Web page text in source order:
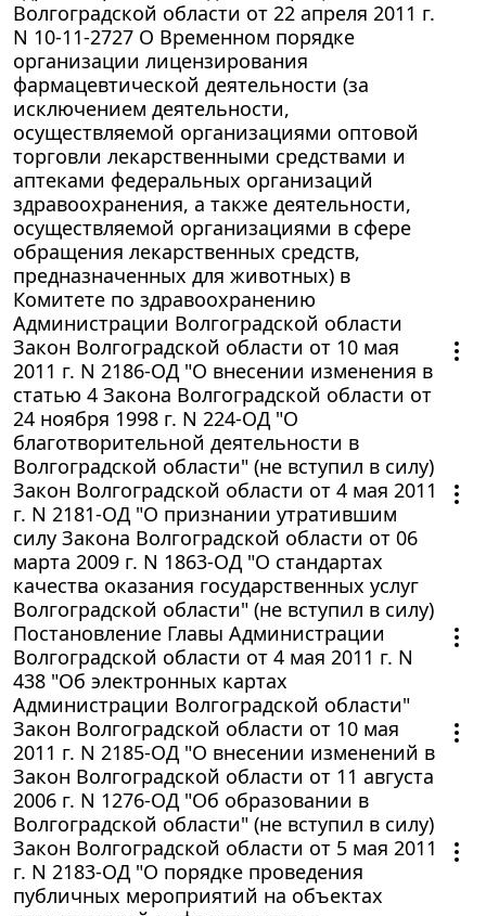
Волгоградской области от 22 апреля 2011 г.
N 10-11-2727 О Временном порядке
организации лицензирования
фармацевтической деятельности (за
исключением деятельности,
осуществляемой организациями оптовой
торговли лекарственными средствами и
аптеками федеральных организаций
здравоохранения, а также деятельности,
осуществляемой организациями в сфере
обращения лекарственных средств,
предназначенных для животных) в
Комитете по здравоохранению
Администрации Волгоградской области
Закон Волгоградской области от 10 мая
2011 г. N 2186-ОД "О внесении изменения в
статью 4 Закона Волгоградской области от
24 ноября 1998 г. N 224-ОД "О
благотворительной деятельности в
Волгоградской области" (не вступил в силу)
Закон Волгоградской области от 4 мая 2011
г. N 2181-ОД "О признании утратившим
силу Закона Волгоградской области от 06
марта 2009 г. N 1863-ОД "О стандартах
качества оказания государственных услуг
Волгоградской области" (не вступил в силу)
Постановление Главы Администрации
Волгоградской области от 4 мая 2011 г. N
438 "Об электронных картах
Администрации Волгоградской области"
Закон Волгоградской области от 10 мая
2011 г. N 2185-ОД "О внесении изменений в
Закон Волгоградской области от 11 августа
2006 г. N 1276-ОД "Об образовании в
Волгоградской области" (не вступил в силу)
Закон Волгоградской области от 5 мая 2011
г. N 2183-ОД "О порядке проведения
публичных мероприятий на объектах